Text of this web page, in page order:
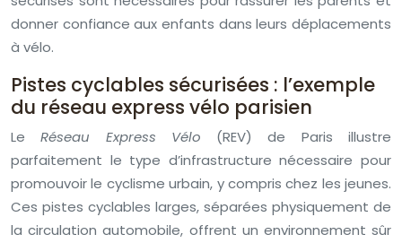
donner confiance aux enfants dans leurs déplacements
à vélo.
Pistes cyclables sécurisées : l’exemple
du réseau express vélo parisien
LeRéseau Express Vélo (REV) de Paris illustre
parfaitement le type d’infrastructure nécessaire pour
promouvoir le cyclisme urbain, y compris chez les jeunes.
Ces pistes cyclables larges, séparées physiquement de
la circulation automobile, offrent un environnement sûr